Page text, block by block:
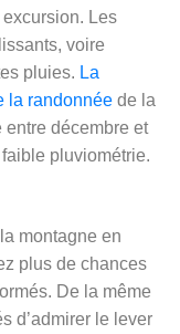
Les
voire
pluies. La
la randonnée de la
entre décembre et
pluviométrie.
montagne en
plus de chances
De la même
d’admirer le lever